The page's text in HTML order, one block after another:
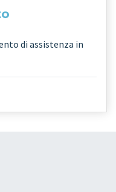
di assistenza in